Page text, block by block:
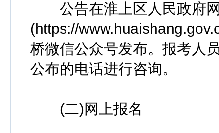
公告在淮上区人民政府
(https://
桥微信公众号发布。报考人
公布的电话进行咨询。
(二)网上报名